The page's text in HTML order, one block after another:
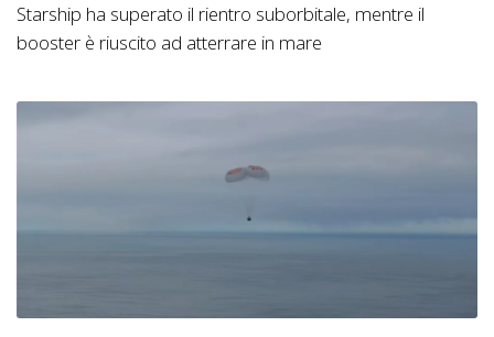
Starship ha superato il rientro suborbitale, mentre il
booster è riuscito ad atterrare in mare